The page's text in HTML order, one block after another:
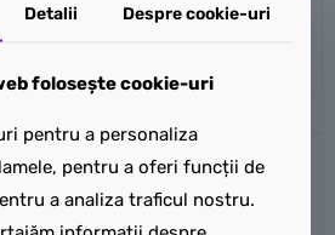
210D
Detalii Despre cookie-uri
folosește cookie-uri
pentru a personaliza
pentru a oferi funcții de
a analiza traficul nostru.